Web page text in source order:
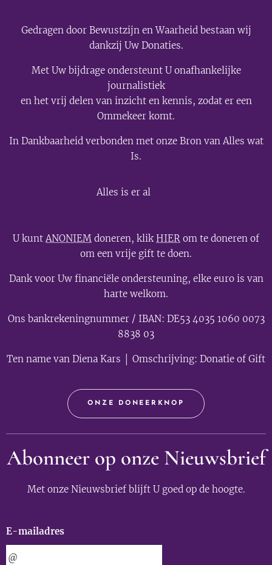
Gedragen door Bewustzijn en Waarheid bestaan wij
dankzij Uw Donaties.
Met Uw bijdrage ondersteunt U onafhankelijke
journalistiek
en het vrij delen van inzicht en kennis, zodat er een
Ommekeer komt.
In Dankbaarheid verbonden met onze Bron van Alles wat
Is.
Alles is er al
U kuntANONIEM doneren, klikHIER om te doneren of
om een vrije gift te doen.
Dank voor Uw financiële ondersteuning, elke euro is van
harte welkom.
Ons bankrekeningnummer / IBAN: DE53 4035 1060 0073
8838 03
Ten name van Diena Kars │ Omschrijving: Donatie of Gift
ONZE DONEERKNOP
Abonneer op onze Nieuwsbrief
Met onze Nieuwsbrief blijft U goed op de hoogte.
E-mailadres